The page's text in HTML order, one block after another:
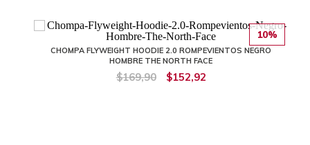
10%
CHOMPA FLYWEIGHT HOODIE 2.0 ROMPEVIENTOS NEGRO
HOMBRE THE NORTH FACE
$169,90 $152,92